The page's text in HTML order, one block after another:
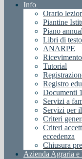
Info
Orario
Piantine
Piano
Libri di testo
ANARPE
Tutorial
Registro
Documenti
Servizi a
Servizi per
Criteri
Criteri
eccedenza
Chiusura
Azienda Agraria e